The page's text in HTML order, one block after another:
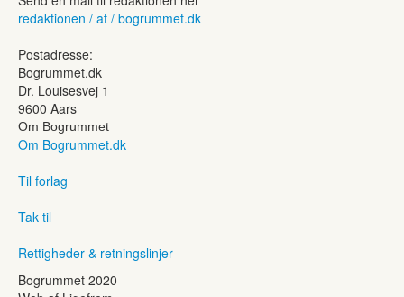
redaktionen / at / bogrummet.dk
Postadresse:
Bogrummet.dk
Dr. Louisesvej 1
9600 Aars
Om Bogrummet
Om Bogrummet.dk
Til forlag
Tak til
Rettigheder & retningslinjer
Bogrummet 2020